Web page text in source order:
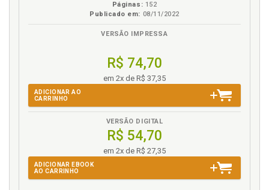
Páginas: 152
Publicado em: 08/11/2022
VERSÃO IMPRESSA
R$ 74,70
em 2x de R$ 37,35
ADICIONAR AO
CARRINHO
VERSÃO DIGITAL
R$ 54,70
em 2x de R$ 27,35
ADICIONAR EBOOK
AO CARRINHO